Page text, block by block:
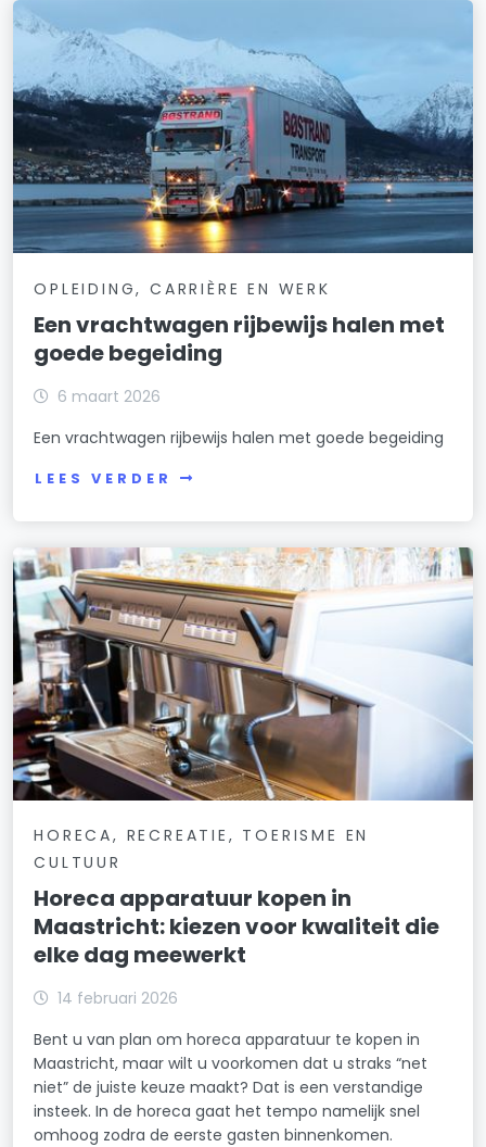
OPLEIDING, CARRIÈRE EN WERK
Een vrachtwagen rijbewijs halen met
goede begeiding
6 maart 2026
Een vrachtwagen rijbewijs halen met goede begeiding
LEES VERDER
HORECA, RECREATIE, TOERISME EN
CULTUUR
Horeca apparatuur kopen in
Maastricht: kiezen voor kwaliteit die
elke dag meewerkt
14 februari 2026
Bent u van plan om horeca apparatuur te kopen in
Maastricht, maar wilt u voorkomen dat u straks “net
niet” de juiste keuze maakt? Dat is een verstandige
insteek. In de horeca gaat het tempo namelijk snel
omhoog zodra de eerste gasten binnenkomen.